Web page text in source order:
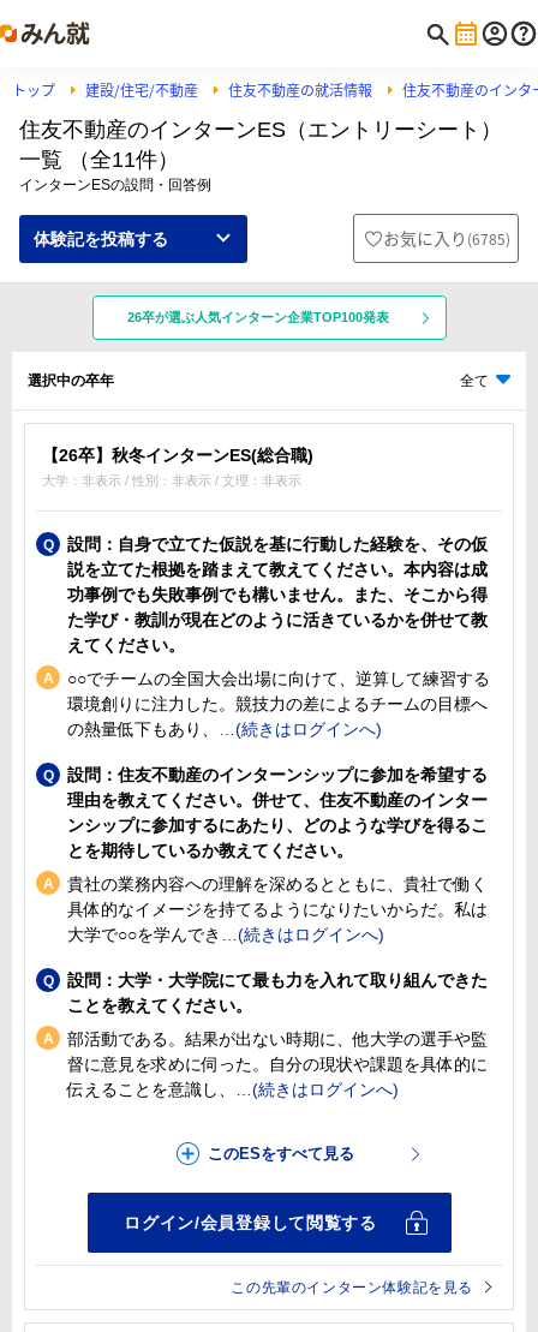
トップ 建設/住宅/不動産 住友不動産の就活情報 住友不動産のインタ
住友不動産のインターンES（エントリーシート）
一覧 （全11件）
インターンESの設問・回答例
体験記を投稿する お気に入り (6785)
26卒が選ぶ人気インターン企業TOP100発表
選択中の卒年 全て
【26卒】秋冬インターンES(総合職)
大学：非表示 / 性別：非表示 / 文理：非表示
設問：自身で立てた仮説を基に行動した経験を、その仮
説を立てた根拠を踏まえて教えてください。本内容は成
功事例でも失敗事例でも構いません。また、そこから得
た学び・教訓が現在どのように活きているかを併せて教
えてください。
○○でチームの全国大会出場に向けて、逆算して練習する
環境創りに注力した。競技力の差によるチームの目標へ
の熱量低下もあり、
設問：住友不動産のインターンシップに参加を希望する
理由を教えてください。併せて、住友不動産のインター
ンシップに参加するにあたり、どのような学びを得るこ
とを期待しているか教えてください。
貴社の業務内容への理解を深めるとともに、貴社で働く
具体的なイメージを持てるようになりたいからだ。私は
大学で○○を学んでき
設問：大学・大学院にて最も力を入れて取り組んできた
ことを教えてください。
部活動である。結果が出ない時期に、他大学の選手や監
督に意見を求めに伺った。自分の現状や課題を具体的に
伝えることを意識し、
この先輩のインターン体験記を見る